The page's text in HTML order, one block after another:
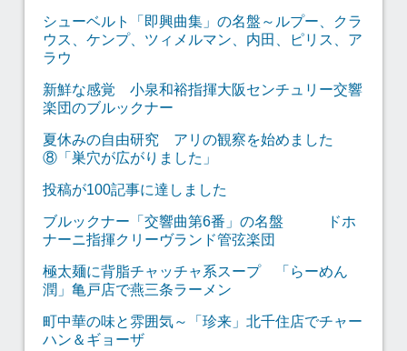
シューベルト「即興曲集」の名盤～ルプー、クラ
ウス、ケンプ、ツィメルマン、内田、ピリス、ア
ラウ
新鮮な感覚 小泉和裕指揮大阪センチュリー交響
楽団のブルックナー
夏休みの自由研究 アリの観察を始めました
⑧「巣穴が広がりました」
投稿が100記事に達しました
ブルックナー「交響曲第6番」の名盤 ドホ
ナーニ指揮クリーヴランド管弦楽団
極太麺に背脂チャッチャ系スープ 「らーめん
潤」亀戸店で燕三条ラーメン
町中華の味と雰囲気～「珍来」北千住店でチャー
ハン＆ギョーザ